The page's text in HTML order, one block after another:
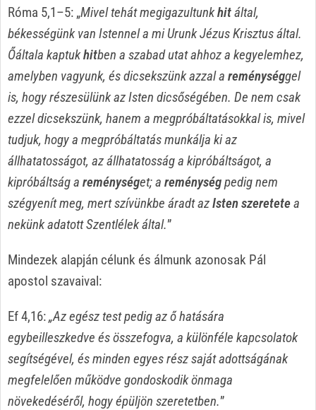
Róma 5,1–5: „Mivel tehát megigazultunkhitáltal,
békességünk van Istennel a mi Urunk Jézus Krisztus által.
Őáltala kaptukhitben a szabad utat ahhoz a kegyelemhez,
amelyben vagyunk, és dicsekszünk azzal a reménységgel
is, hogy részesülünk az Isten dicsőségében. De nem csak
ezzel dicsekszünk, hanem a megpróbáltatásokkal is, mivel
tudjuk, hogy a megpróbáltatás munkálja ki az
állhatatosságot, az állhatatosság a kipróbáltságot, a
kipróbáltság a reménységet; a reménységpedig nem
szégyenít meg, mert szívünkbe áradt azIsten szeretetea
nekünk adatott Szentlélek által.”
Mindezek alapján célunk és álmunk azonosak Pál
apostol szavaival:
Ef 4,16:„Az egész test pedig az ő hatására
egybeilleszkedve és összefogva, a különféle kapcsolatok
segítségével, és minden egyes rész saját adottságának
megfelelően működve gondoskodik önmaga
növekedéséről, hogy épüljön szeretetben.”